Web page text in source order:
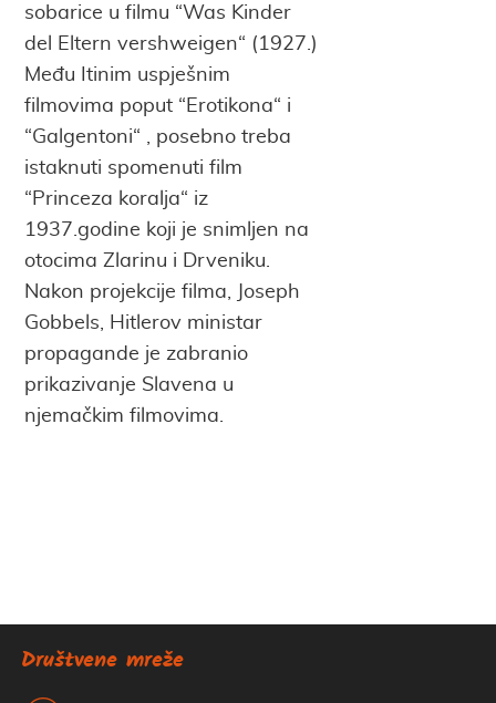
sobarice u filmu “Was Kinder
del Eltern vershweigen“ (1927.)
Među Itinim uspješnim
filmovima poput “Erotikona“ i
“Galgentoni“ , posebno treba
istaknuti spomenuti film
“Princeza koralja“ iz
1937.godine koji je snimljen na
otocima Zlarinu i Drveniku.
Nakon projekcije filma, Joseph
Gobbels, Hitlerov ministar
propagande je zabranio
prikazivanje Slavena u
njemačkim filmovima.
Društvene mreže